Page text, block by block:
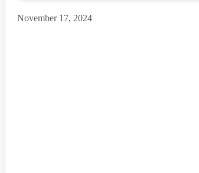
November 17, 2024